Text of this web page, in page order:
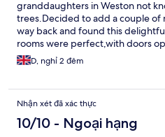
granddaughters in Weston not
trees.Decided to add a couple
way back and found this
rooms were perfect,with doors
lawned area.Breakfasts &
attention of the owner & her staff
D, nghỉ 2 đêm
Nhận xét đã xác thực
10/10 - Ngoại hạng